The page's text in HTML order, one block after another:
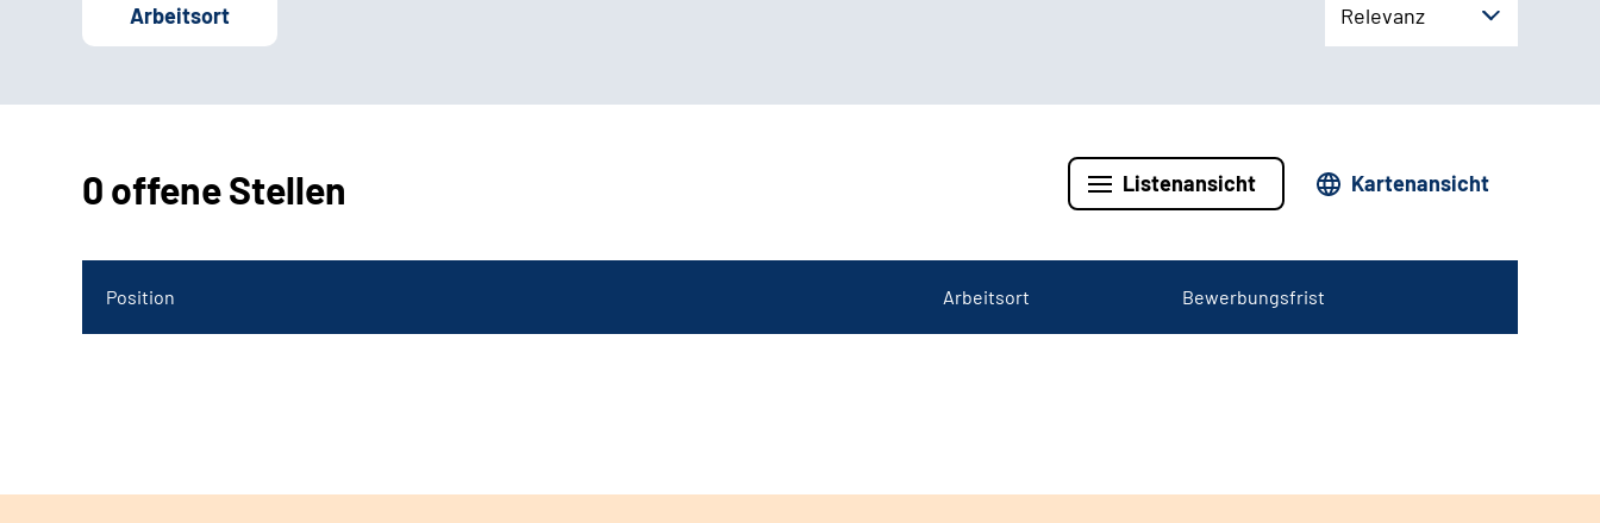
Arbeitsort Relevanz
0 offene Stellen Listenansicht Kartenansicht
Position Arbeitsort Bewerbungsfrist